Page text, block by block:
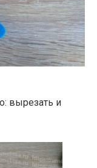
вырезать и